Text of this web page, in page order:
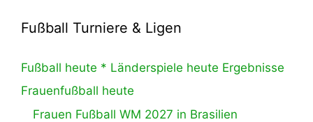
Fußball Turniere & Ligen
Fußball heute * Länderspiele heute Ergebnisse
Frauenfußball heute
Frauen Fußball WM 2027 in Brasilien